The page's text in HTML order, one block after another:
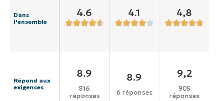
Dans
l'ensemble
4.6 4.1 4,8
Répond aux
exigences
8.9
816
réponses
8.9
6 réponses
9,2
905
réponses